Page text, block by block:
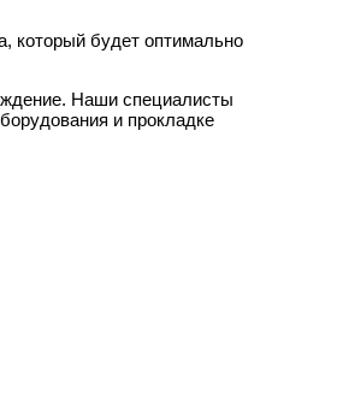
который будет оптимально
Наши специалисты
и прокладке